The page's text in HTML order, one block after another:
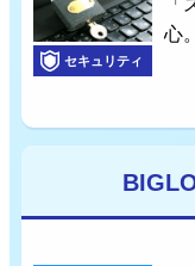
セキュリティ
心。